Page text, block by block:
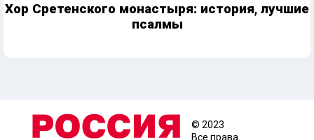
Хор Сретенского монастыря: история, лучшие
псалмы
© 2023
Все права